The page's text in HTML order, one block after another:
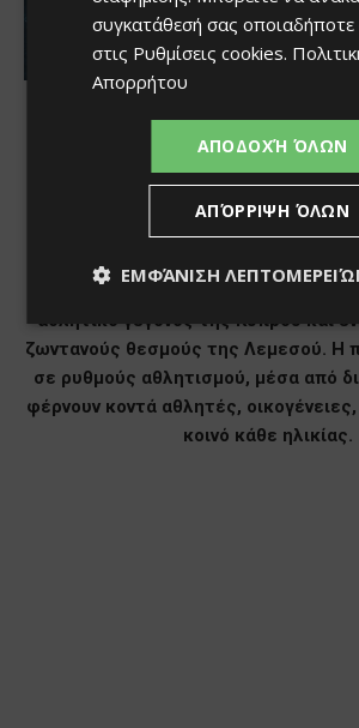
συγκατάθεσή σας οποιαδήποτε
στις Ρυθμίσεις cookies.
Απορρήτου
ΑΠΟΔΟΧΉ ΌΛΩΝ
ΑΠΌΡΡΙΨΗ ΌΛΩΝ
ΕΜΦΆΝΙΣΗ